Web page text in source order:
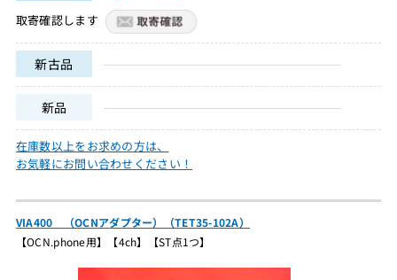
取寄確認します
新古品
新品
在庫数以上をお求めの方は、
お気軽にお問い合わせください！
VIA400 （OCNアダプター）（TET35-102A）
【OCN.phone用】【4ch】【ST点1つ】